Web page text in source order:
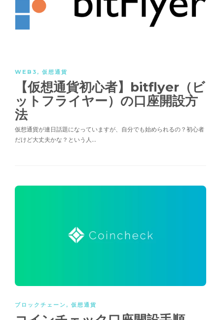
WEB3 , 仮想通貨
【仮想通貨初心者】bitflyer（ビ
ットフライヤー）の口座開設方
法
仮想通貨が連日話題になっていますが、自分でも始められるの？初心者
だけど大丈夫かな？という人…
ブロックチェーン , 仮想通貨